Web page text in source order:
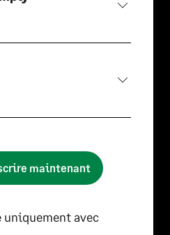
maintenant
uniquement avec